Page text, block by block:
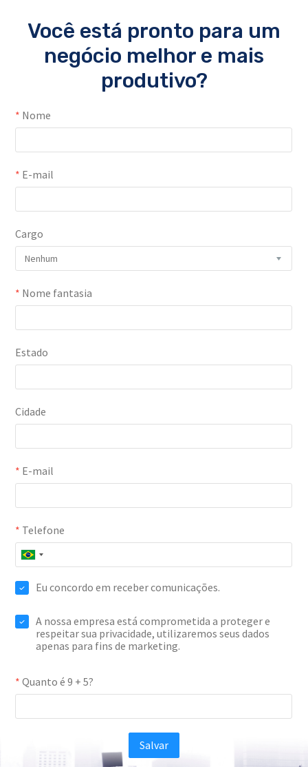
Você está pronto para um
negócio melhor e mais
produtivo?